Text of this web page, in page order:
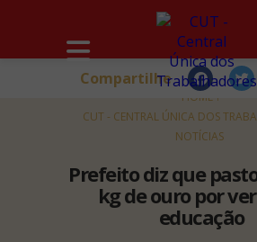
HOME
CUT - CENTRAL ÚNICA DOS
NOTÍCIAS
Prefeito diz que
kg de ouro por
educação
Compartilhe